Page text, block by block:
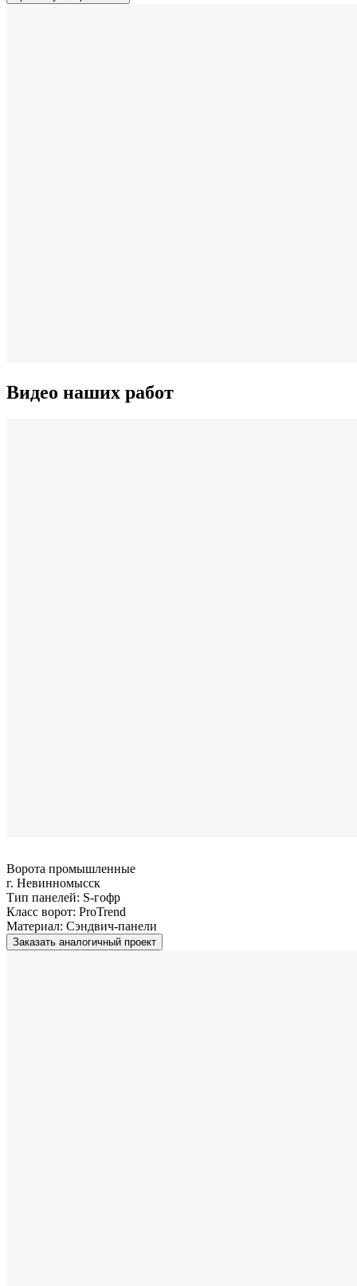
Видео наших работ
Ворота промышленные
г. Невинномысск
Тип панелей: S-гофр
Класс ворот: ProTrend
Материал: Сэндвич-панели
Заказать аналогичный проект